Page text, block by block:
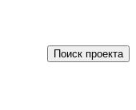
Поиск проекта